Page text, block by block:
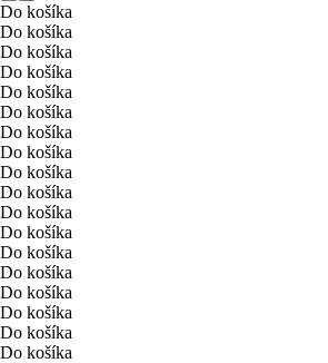
Do košíka
Do košíka
Do košíka
Do košíka
Do košíka
Do košíka
Do košíka
Do košíka
Do košíka
Do košíka
Do košíka
Do košíka
Do košíka
Do košíka
Do košíka
Do košíka
Do košíka
Do košíka